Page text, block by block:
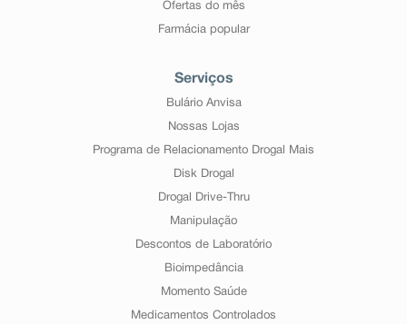
Ofertas do mês
Farmácia popular
Serviços
Bulário Anvisa
Nossas Lojas
Programa de Relacionamento Drogal Mais
Disk Drogal
Drogal Drive-Thru
Manipulação
Descontos de Laboratório
Bioimpedância
Momento Saúde
Medicamentos Controlados